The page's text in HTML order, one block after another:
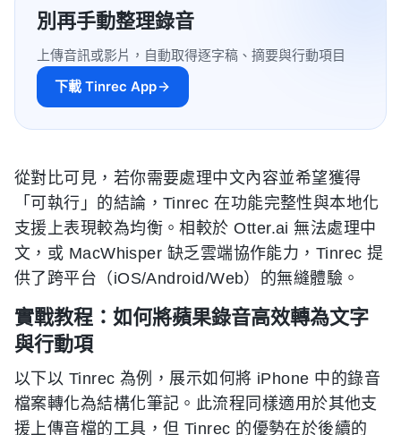
別再手動整理錄音
上傳音訊或影片，自動取得逐字稿、摘要與行動項目
下載 Tinrec App
從對比可見，若你需要處理中文內容並希望獲得
「可執行」的結論，Tinrec 在功能完整性與本地化
支援上表現較為均衡。相較於 Otter.ai 無法處理中
文，或 MacWhisper 缺乏雲端協作能力，Tinrec 提
供了跨平台（iOS/Android/Web）的無縫體驗。
實戰教程：如何將蘋果錄音高效轉為文字
與行動項
以下以 Tinrec 為例，展示如何將 iPhone 中的錄音
檔案轉化為結構化筆記。此流程同樣適用於其他支
援上傳音檔的工具，但 Tinrec 的優勢在於後續的